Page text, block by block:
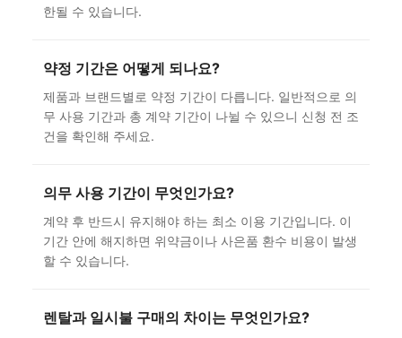
한될 수 있습니다.
약정 기간은 어떻게 되나요?
제품과 브랜드별로 약정 기간이 다릅니다. 일반적으로 의
무 사용 기간과 총 계약 기간이 나뉠 수 있으니 신청 전 조
건을 확인해 주세요.
의무 사용 기간이 무엇인가요?
계약 후 반드시 유지해야 하는 최소 이용 기간입니다. 이
기간 안에 해지하면 위약금이나 사은품 환수 비용이 발생
할 수 있습니다.
렌탈과 일시불 구매의 차이는 무엇인가요?